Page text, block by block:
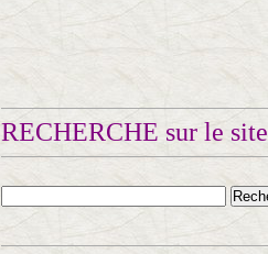
RECHERCHE sur le site